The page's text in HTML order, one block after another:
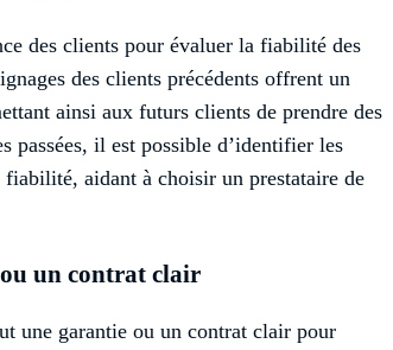
des clients pour évaluer la fiabilité des
des clients précédents offrent un
ainsi aux futurs clients de prendre des
passées, il est possible d’identifier les
fiabilité, aidant à choisir un prestataire de
ou un contrat clair
une garantie ou un contrat clair pour